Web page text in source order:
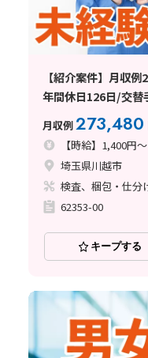
【紹介案件】月収
年間休日126日/交替
費支給/20～40代の
あり
月収例273,480
【時給】1,400円～
埼玉県川越市
検査、梱包・仕分
62353-00
キープする